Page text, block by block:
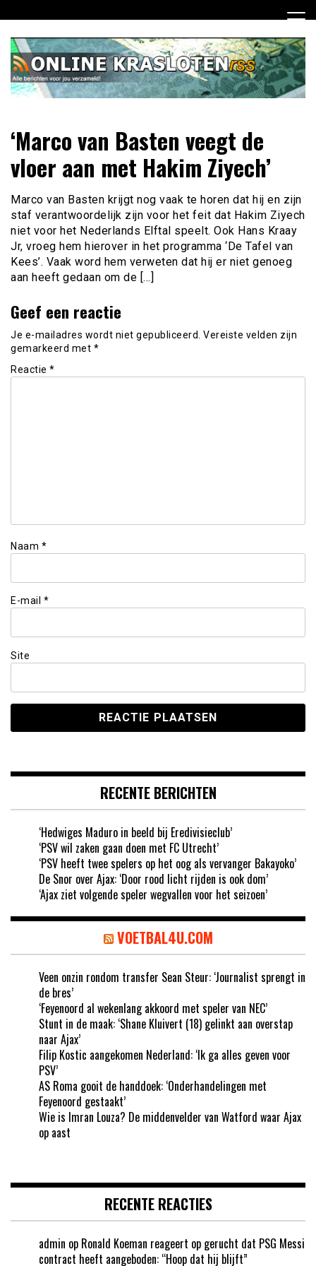
naar
inhoud
Online Krasloten RSS
jou verzameld
‘Marco van Basten veegt de
vloer aan met Hakim Ziyech’
Marco van Basten krijgt nog vaak te horen dat hij en zijn
staf verantwoordelijk zijn voor het feit dat Hakim Ziyech
niet voor het Nederlands Elftal speelt. Ook Hans Kraay
Jr, vroeg hem hierover in het programma ‘De Tafel van
Kees’. Vaak word hem verweten dat hij er niet genoeg
aan heeft gedaan om de […]
Geef een reactie
Je e-mailadres wordt niet gepubliceerd. Vereiste velden zijn
gemarkeerd met *
Reactie *
Naam *
E-mail *
Site
RECENTE BERICHTEN
‘Hedwiges Maduro in beeld bij Eredivisieclub’
‘PSV wil zaken gaan doen met FC Utrecht’
‘PSV heeft twee spelers op het oog als vervanger Bakayoko’
De Snor over Ajax: ‘Door rood licht rijden is ook dom’
‘Ajax ziet volgende speler wegvallen voor het seizoen’
VOETBAL4U.COM
Veen onzin rondom transfer Sean Steur: ‘Journalist sprengt in
de bres’
‘Feyenoord al wekenlang akkoord met speler van NEC’
Stunt in de maak: ‘Shane Kluivert (18) gelinkt aan overstap
naar Ajax’
Filip Kostic aangekomen Nederland: ‘Ik ga alles geven voor
PSV’
AS Roma gooit de handdoek: ‘Onderhandelingen met
Feyenoord gestaakt’
Wie is Imran Louza? De middenvelder van Watford waar Ajax
op aast
RECENTE REACTIES
admin op Ronald Koeman reageert op gerucht dat PSG Messi
contract heeft aangeboden: “Hoop dat hij blijft”